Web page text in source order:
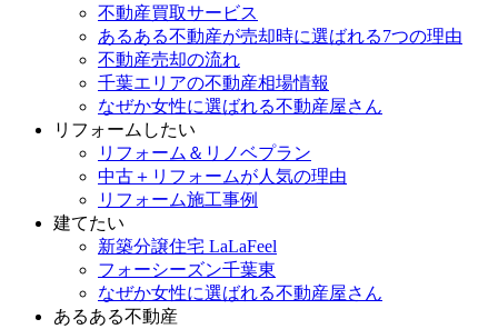
不動産買取サービス
あるある不動産が売却時に選ばれる7つの理由
不動産売却の流れ
千葉エリアの不動産相場情報
なぜか女性に選ばれる不動産屋さん
リフォームしたい
リフォーム＆リノベプラン
中古＋リフォームが人気の理由
リフォーム施工事例
建てたい
新築分譲住宅 LaLaFeel
フォーシーズン千葉東
なぜか女性に選ばれる不動産屋さん
あるある不動産